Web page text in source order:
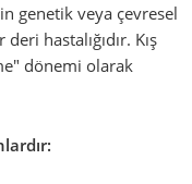
genetik veya çevresel
hastalığıdır. Kış
dönemi olarak